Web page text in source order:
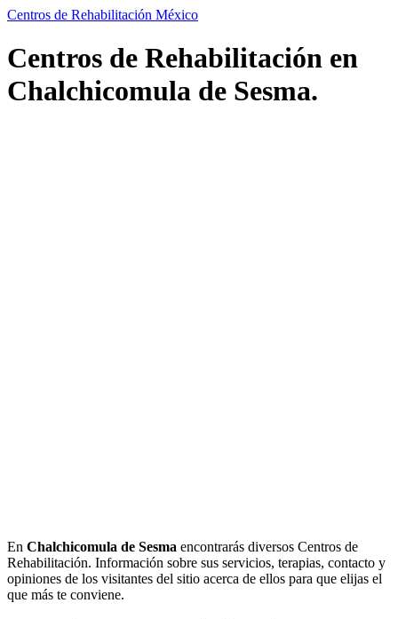
Centros de Rehabilitación México
Centros de Rehabilitación en
Chalchicomula de Sesma.
En Chalchicomula de Sesma encontrarás diversos Centros de
Rehabilitación. Información sobre sus servicios, terapias, contacto y
opiniones de los visitantes del sitio acerca de ellos para que elijas el
que más te conviene.